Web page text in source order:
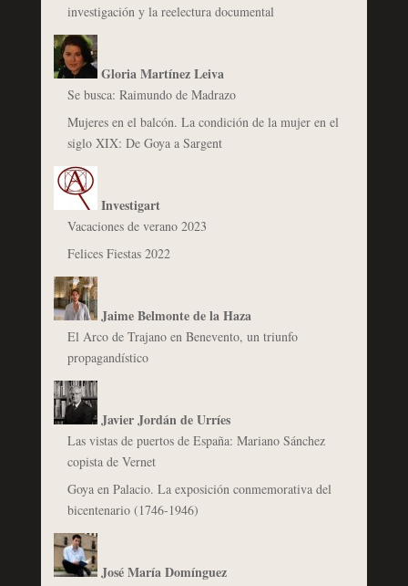
investigación y la reelectura documental
Gloria Martínez Leiva
Se busca: Raimundo de Madrazo
Mujeres en el balcón. La condición de la mujer en el
siglo XIX: De Goya a Sargent
Investigart
Vacaciones de verano 2023
Felices Fiestas 2022
Jaime Belmonte de la Haza
El Arco de Trajano en Benevento, un triunfo
propagandístico
Javier Jordán de Urríes
Las vistas de puertos de España: Mariano Sánchez
copista de Vernet
Goya en Palacio. La exposición conmemorativa del
bicentenario (1746-1946)
José María Domínguez